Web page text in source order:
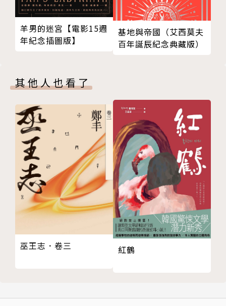
革，但收效甚微。二十三歲時自願從軍，因戰功而升為
中尉。
兩度遊歷歐洲，回國後在自己的莊園辦學校，作調解
結婚，總共生育十三個孩子。
三十五歲至四十一歲，歷時六年完成《戰爭與和平》。
四十五歲至四十九歲，寫成《安娜．卡列尼娜》，此後
舉家遷往莫斯科，探訪貧民、調查監獄，研習哲學、宗
教、道德、倫理，因對自己富裕生活的正確性產生懷
疑，經常自己動手打理家務。
六十一歲至七十一歲，耗費十年心血，完成巨著《復
活》。
一九一○年十月二十八日，八十二歲高齡的托爾斯泰，
決定擺脫貴族生活，離家出走，結果中途受涼，死於阿
22
26
27
28
29
33
34
37
42
羊男的迷宮【電影15週
年紀念插圖版】
基地與帝國（艾西莫夫
百年誕辰紀念典藏版）
其他人也看了
巫王志．卷三 紅鶴